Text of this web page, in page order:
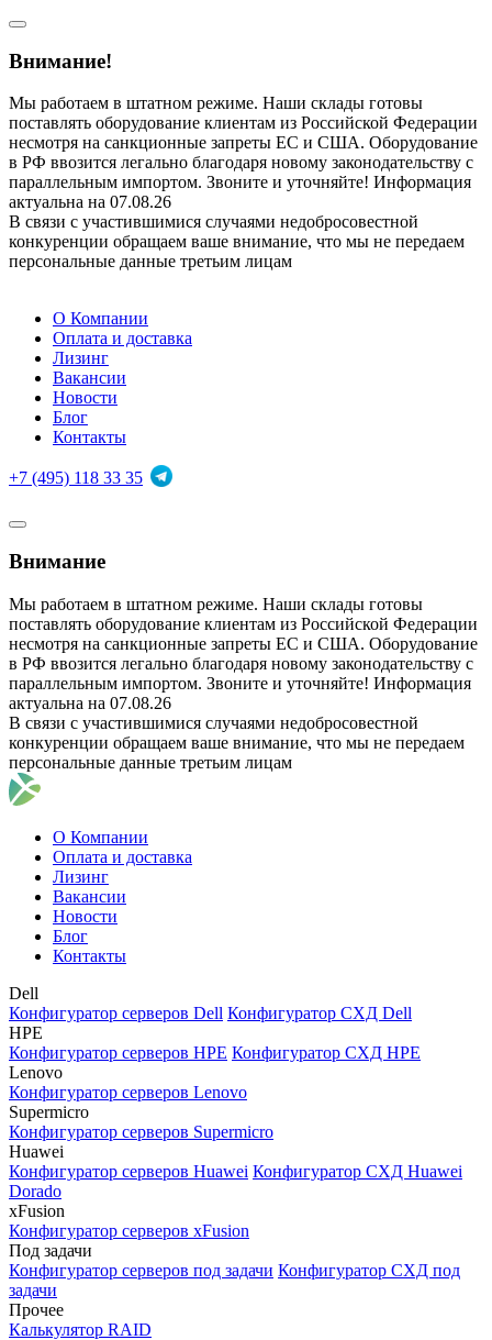
Внимание!
Мы работаем в штатном режиме. Наши склады готовы
поставлять оборудование клиентам из Российской Федерации
несмотря на санкционные запреты ЕС и США. Оборудование
в РФ ввозится легально благодаря новому законодательству с
параллельным импортом. Звоните и уточняйте! Информация
актуальна на 07.08.26
В связи с участившимися случаями недобросовестной
конкуренции обращаем ваше внимание, что мы не передаем
персональные данные третьим лицам
О Компании
Оплата и доставка
Лизинг
Вакансии
Новости
Блог
Контакты
+7 (495) 118 33 35
Внимание
Мы работаем в штатном режиме. Наши склады готовы
поставлять оборудование клиентам из Российской Федерации
несмотря на санкционные запреты ЕС и США. Оборудование
в РФ ввозится легально благодаря новому законодательству с
параллельным импортом. Звоните и уточняйте! Информация
актуальна на 07.08.26
В связи с участившимися случаями недобросовестной
конкуренции обращаем ваше внимание, что мы не передаем
персональные данные третьим лицам
О Компании
Оплата и доставка
Лизинг
Вакансии
Новости
Блог
Контакты
Dell
Конфигуратор серверов Dell Конфигуратор СХД Dell
HPE
Конфигуратор серверов HPE Конфигуратор СХД HPE
Lenovo
Конфигуратор серверов Lenovo
Supermicro
Конфигуратор серверов Supermicro
Huawei
Конфигуратор серверов Huawei Конфигуратор СХД Huawei
Dorado
xFusion
Конфигуратор серверов xFusion
Под задачи
Конфигуратор серверов под задачи Конфигуратор СХД под
задачи
Прочее
Калькулятор RAID